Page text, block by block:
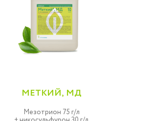
МЕТКИЙ, МД
Мезотрион 75 г/л